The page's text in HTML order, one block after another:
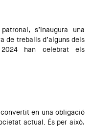
s’inaugura una
de treballs d’alguns dels
2024 han celebrat els
en una obligació
actual. És per això,